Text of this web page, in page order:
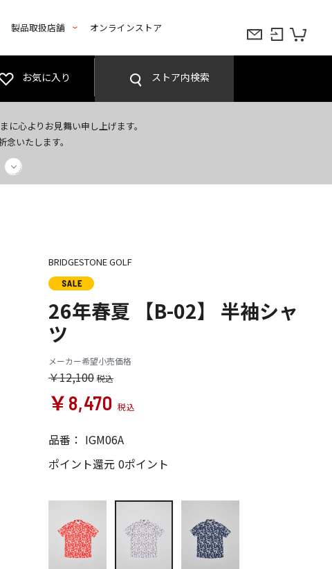
製品取扱店舗 オンラインストア
お気に入り ストア内検索
心よりお見舞い申し上げます。
いたします。
BRIDGESTONE GOLF
26年春夏 【B-02】 半袖シャ
ツ
メーカー希望小売価格
￥12,100
￥8,470
品番： IGM06A
ポイント還元 0ポイント